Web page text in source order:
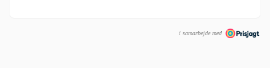
i samarbejde med